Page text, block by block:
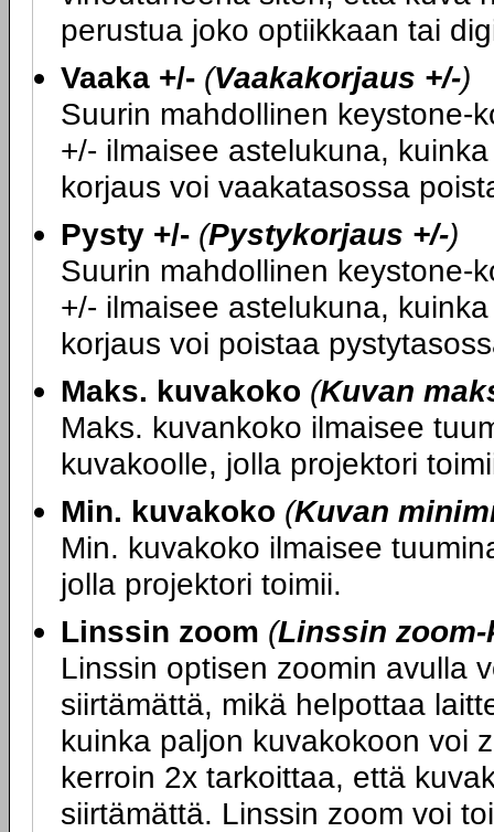
perustua joko optiikkaan tai
Vaaka +/- (Vaakakorjaus +/-)
Suurin mahdollinen keystone-
+/- ilmaisee astelukuna,
korjaus voi vaakatasossa
Pysty +/- (Pystykorjaus +/-)
Suurin mahdollinen keystone-
+/- ilmaisee astelukuna,
korjaus voi poistaa
Maks. kuvakoko (Kuvan
Maks. kuvankoko ilmaisee
kuvakoolle, jolla projektori
Min. kuvakoko (Kuvan
Min. kuvakoko ilmaisee
jolla projektori toimii.
Linssin zoom (Linssin
Linssin optisen zoomin avulla
siirtämättä, mikä helpottaa
kuinka paljon kuvakokoon voi
kerroin 2x tarkoittaa, että
siirtämättä. Linssin zoom voi